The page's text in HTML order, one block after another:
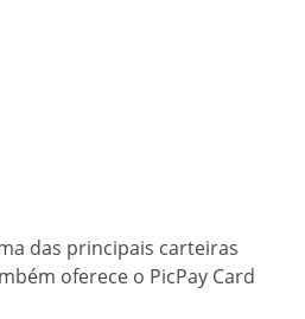
das principais carteiras
oferece o PicPay Card